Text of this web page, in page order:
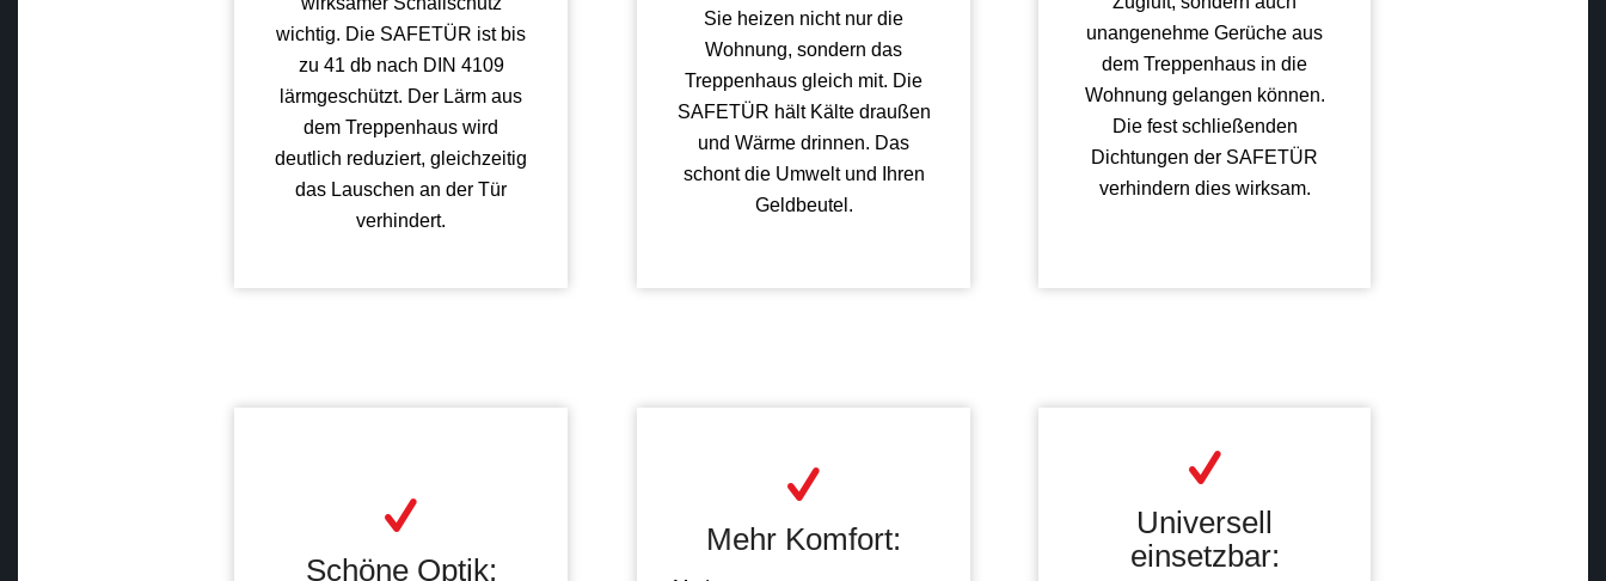
wichtig. Die SAFETÜR ist bis
zu 41 db nach DIN 4109
lärmgeschützt. Der Lärm aus
dem Treppenhaus wird
deutlich reduziert, gleichzeitig
das Lauschen an der Tür
verhindert.
Sie heizen nicht nur die
Wohnung, sondern das
Treppenhaus gleich mit. Die
SAFETÜR hält Kälte draußen
und Wärme drinnen. Das
schont die Umwelt und Ihren
Geldbeutel.
unangenehme Gerüche aus
dem Treppenhaus in die
Wohnung gelangen können.
Die fest schließenden
Dichtungen der SAFETÜR
verhindern dies wirksam.
Schöne Optik:
Mehr Komfort:
Universell
einsetzbar: